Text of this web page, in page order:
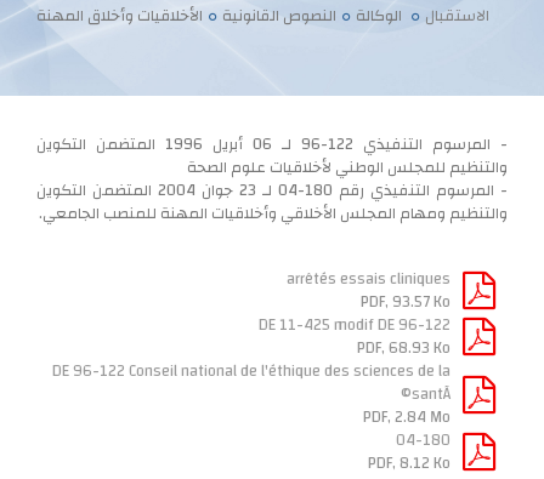
الاستقبال الوكالة النصوص القانونية الأخلاقيات وأخلاق المهنة
- المرسوم التنفيذي 122-96 لـ 06 أبريل 1996 المتضمن التكوين
والتنظيم للمجلس الوطني لأخلاقيات علوم الصحة
- المرسوم التنفيذي رقم 180-04 لـ 23 جوان 2004 المتضمن التكوين
والتنظيم ومهام المجلس الأخلاقي وأخلاقيات المهنة للمنصب الجامعي.
arrêtés essais cliniques
PDF, 93.57 Ko
DE 11-425 modif DE 96-122
PDF, 68.93 Ko
DE 96-122 Conseil national de l'éthique des sciences de la
santÃ©
PDF, 2.84 Mo
04-180
PDF, 8.12 Ko